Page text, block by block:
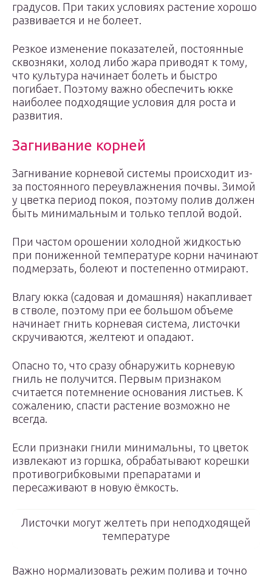
градусов. При таких условиях растение хорошо
развивается и не болеет.
Резкое изменение показателей, постоянные
сквозняки, холод либо жара приводят к тому,
что культура начинает болеть и быстро
погибает. Поэтому важно обеспечить юкке
наиболее подходящие условия для роста и
развития.
Загнивание корней
Загнивание корневой системы происходит из-
за постоянного переувлажнения почвы. Зимой
у цветка период покоя, поэтому полив должен
быть минимальным и только теплой водой.
При частом орошении холодной жидкостью
при пониженной температуре корни начинают
подмерзать, болеют и постепенно отмирают.
Влагу юкка (садовая и домашняя) накапливает
в стволе, поэтому при ее большом объеме
начинает гнить корневая система, листочки
скручиваются, желтеют и опадают.
Опасно то, что сразу обнаружить корневую
гниль не получится. Первым признаком
считается потемнение основания листьев. К
сожалению, спасти растение возможно не
всегда.
Если признаки гнили минимальны, то цветок
извлекают из горшка, обрабатывают корешки
противогрибковыми препаратами и
пересаживают в новую ёмкость.
Листочки могут желтеть при неподходящей
температуре
Важно нормализовать режим полива и точно